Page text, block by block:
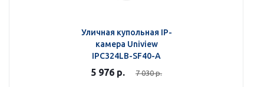
Уличная купольная IP-
камера Uniview
IPC324LB-SF40-A
5 976 р. 7 030р.